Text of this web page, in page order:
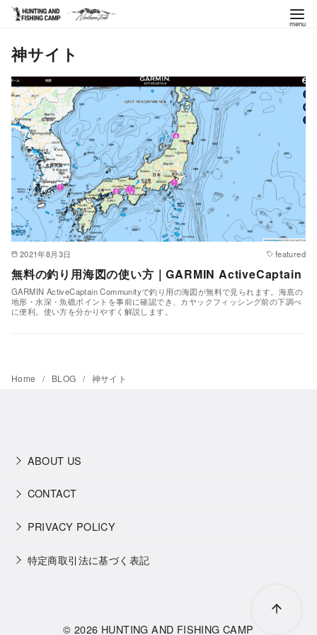
ン神サイト
2021年8月3日 featured
無料の釣り用海図の使い方｜GARMIN ActiveCaptain
GARMIN ActiveCaptain Communityで釣り用の海図が無料で見られます。海底の
地形・水深・魚礁ポイントを事前に確認でき、カヤックフィッシング前の下調べ
に便利。使い方を分かりやすく解説します。
Home BLOG 神サイト
ABOUT US
CONTACT
PRIVACY POLICY
特定商取引法に基づく表記
© 2026 HUNTING AND FISHING CAMP